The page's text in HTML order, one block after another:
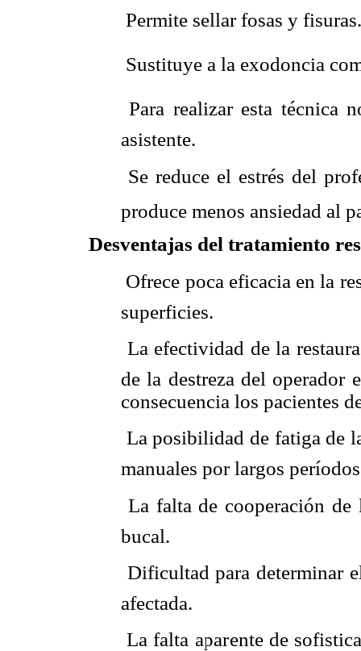
 Permite sellar fosas y fisuras.
 Sustituye a la exodoncia
 Para realizar esta
asistente.
 Se reduce el estrés del
produce menos ansiedad al
Desventajas del tratamiento
 Ofrece poca eficacia en la
superficies.
 La efectividad de la
de la destreza del operador
consecuencia los pacientes
 La posibilidad de fatiga de
manuales por largos
 La falta de cooperación
bucal.
 Dificultad para
afectada.
 La falta aparente de